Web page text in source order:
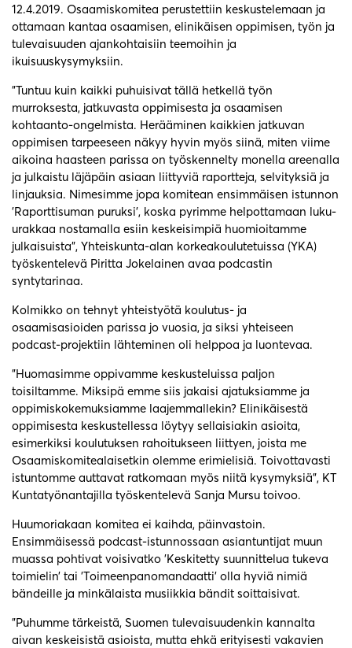
12.4.2019. Osaamiskomitea perustettiin keskustelemaan ja
ottamaan kantaa osaamisen, elinikäisen oppimisen, työn ja
tulevaisuuden ajankohtaisiin teemoihin ja
ikuisuuskysymyksiin.
”Tuntuu kuin kaikki puhuisivat tällä hetkellä työn
murroksesta, jatkuvasta oppimisesta ja osaamisen
kohtaanto-ongelmista. Herääminen kaikkien jatkuvan
oppimisen tarpeeseen näkyy hyvin myös siinä, miten viime
aikoina haasteen parissa on työskennelty monella areenalla
ja julkaistu läjäpäin asiaan liittyviä raportteja, selvityksiä ja
linjauksia. Nimesimme jopa komitean ensimmäisen istunnon
’Raporttisuman puruksi’, koska pyrimme helpottamaan luku-
urakkaa nostamalla esiin keskeisimpiä huomioitamme
julkaisuista”, Yhteiskunta-alan korkeakoulutetuissa (YKA)
työskentelevä Piritta Jokelainen avaa podcastin
syntytarinaa.
Kolmikko on tehnyt yhteistyötä koulutus- ja
osaamisasioiden parissa jo vuosia, ja siksi yhteiseen
podcast-projektiin lähteminen oli helppoa ja luontevaa.
”Huomasimme oppivamme keskusteluissa paljon
toisiltamme. Miksipä emme siis jakaisi ajatuksiamme ja
oppimiskokemuksiamme laajemmallekin? Elinikäisestä
oppimisesta keskustellessa löytyy sellaisiakin asioita,
esimerkiksi koulutuksen rahoitukseen liittyen, joista me
Osaamiskomitealaisetkin olemme erimielisiä. Toivottavasti
istuntomme auttavat ratkomaan myös niitä kysymyksiä”, KT
Kuntatyönantajilla työskentelevä Sanja Mursu toivoo.
Huumoriakaan komitea ei kaihda, päinvastoin.
Ensimmäisessä podcast-istunnossaan asiantuntijat muun
muassa pohtivat voisivatko ’Keskitetty suunnittelua tukeva
toimielin’ tai ’Toimeenpanomandaatti’ olla hyviä nimiä
bändeille ja minkälaista musiikkia bändit soittaisivat.
”Puhumme tärkeistä, Suomen tulevaisuudenkin kannalta
aivan keskeisistä asioista, mutta ehkä erityisesti vakavien